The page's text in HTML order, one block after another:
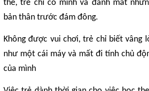
thể, trẻ chỉ có mình và đánh mất
bản thân trước đám đông.
Không được vui chơi, trẻ chỉ biết vâng
như một cái máy và mất đi tính chủ
của mình